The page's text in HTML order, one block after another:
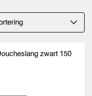
zwart 150